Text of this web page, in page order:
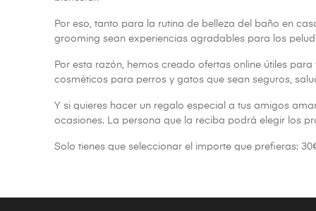
Por eso, tanto para la rutina de belleza del baño en
grooming sean experiencias agradables para los
Por esta razón, hemos creado ofertas online útiles
cosméticos para perros y gatos que sean seguros,
Y si quieres hacer un regalo especial a tus amigos
ocasiones. La persona que la reciba podrá elegir los
Solo tienes que seleccionar el importe que prefieras: